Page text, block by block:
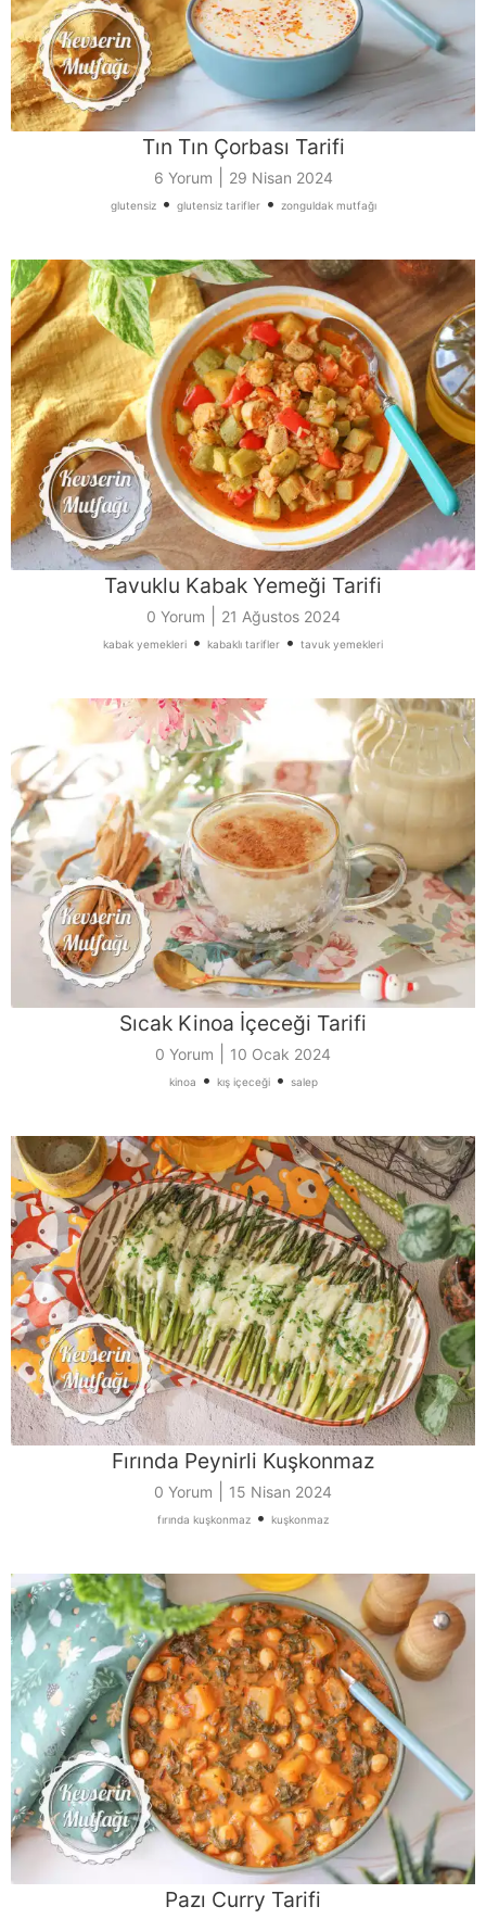
Tın Tın Çorbası Tarifi
6 Yorum 29 Nisan 2024
glutensiz• glutensiz tarifler• zonguldak mutfağı
Tavuklu Kabak Yemeği Tarifi
0 Yorum 21 Ağustos 2024
kabak yemekleri • kabaklı tarifler • tavuk yemekleri
Sıcak Kinoa İçeceği Tarifi
0 Yorum 10 Ocak 2024
kinoa • kış içeceği• salep
Fırında Peynirli Kuşkonmaz
0 Yorum 15 Nisan 2024
fırında kuşkonmaz • kuşkonmaz
Pazı Curry Tarifi